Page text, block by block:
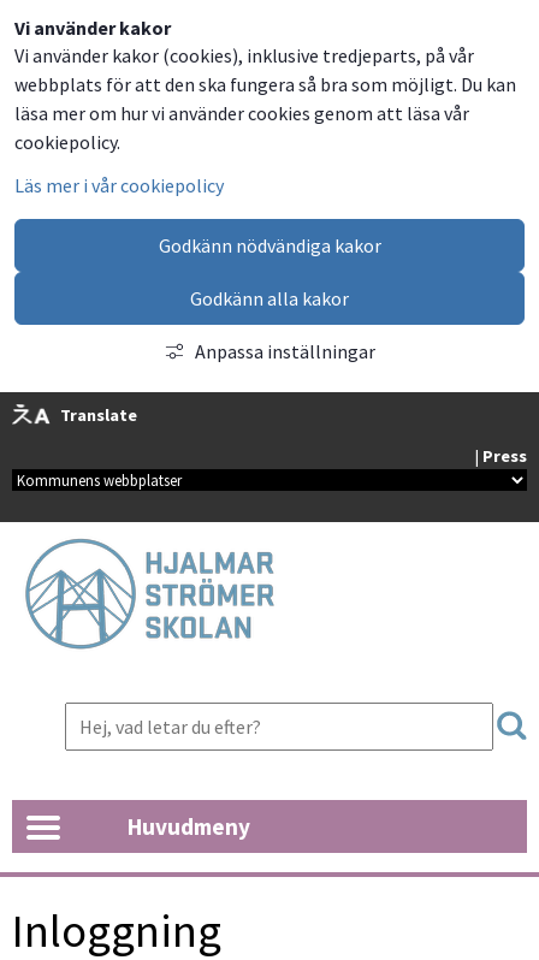
Vi använder kakor
Vi använder kakor (cookies), inklusive tredjeparts, på vår
webbplats för att den ska fungera så bra som möjligt. Du kan
läsa mer om hur vi använder cookies genom att läsa vår
cookiepolicy.
Läs mer i vår cookiepolicy
Godkänn nödvändiga kakor
Godkänn alla kakor
Anpassa inställningar
Translate
| Press
Kommunala webbplatser
Huvudmeny
Inloggning